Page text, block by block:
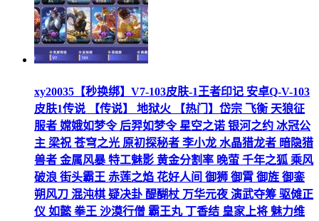
xy20035【秒换绑】V7-103皮肤-1王者印记 安卓Q-V-103
皮肤1传说 【传说】 地狱火 【热门】岱宗 飞衡 天狼征
服者 嫦娥如梦令 后羿如梦令 星空之诺 银河之约 冰冠公
主 梁祝 苍穹之光 原初探秘者 李小龙 水晶猎龙者 暗隐猎
兽者 金属风暴 特工魅影 黄金分割率 晚萤 千年之狐 乘风
破浪 街头霸王 赤莲之焰 花好人间 御狮 御霄 御旌 御銮
朔风刀 混沌棋 疑决卦 醍醐杖 万华元夜 演武夺筹 驱傩正
仪 如懿 拳王 沙漠行僧 霸王丸 丁香结 皇家上将 魅力维